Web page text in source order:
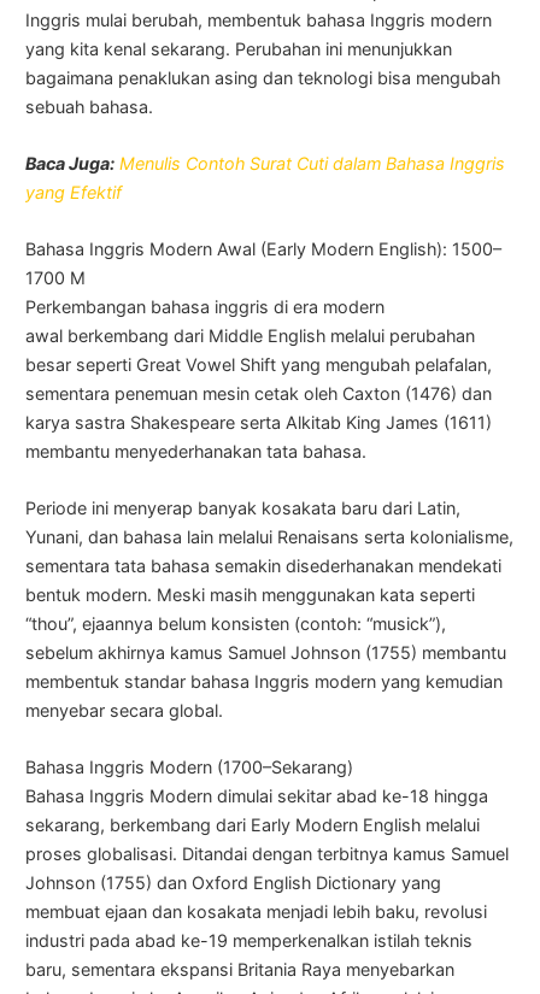
Inggris mulai berubah, membentuk bahasa Inggris modern
yang kita kenal sekarang. Perubahan ini menunjukkan
bagaimana penaklukan asing dan teknologi bisa mengubah
sebuah bahasa.
Baca Juga: Menulis Contoh Surat Cuti dalam Bahasa Inggris
yang Efektif
Bahasa Inggris Modern Awal (Early Modern English): 1500–
1700 M
Perkembangan bahasa inggris di era modern
awal berkembang dari Middle English melalui perubahan
besar seperti Great Vowel Shift yang mengubah pelafalan,
sementara penemuan mesin cetak oleh Caxton (1476) dan
karya sastra Shakespeare serta Alkitab King James (1611)
membantu menyederhanakan tata bahasa.
Periode ini menyerap banyak kosakata baru dari Latin,
Yunani, dan bahasa lain melalui Renaisans serta kolonialisme,
sementara tata bahasa semakin disederhanakan mendekati
bentuk modern. Meski masih menggunakan kata seperti
“thou”, ejaannya belum konsisten (contoh: “musick”),
sebelum akhirnya kamus Samuel Johnson (1755) membantu
membentuk standar bahasa Inggris modern yang kemudian
menyebar secara global.
Bahasa Inggris Modern (1700–Sekarang)
Bahasa Inggris Modern dimulai sekitar abad ke-18 hingga
sekarang, berkembang dari Early Modern English melalui
proses globalisasi. Ditandai dengan terbitnya kamus Samuel
Johnson (1755) dan Oxford English Dictionary yang
membuat ejaan dan kosakata menjadi lebih baku, revolusi
industri pada abad ke-19 memperkenalkan istilah teknis
baru, sementara ekspansi Britania Raya menyebarkan